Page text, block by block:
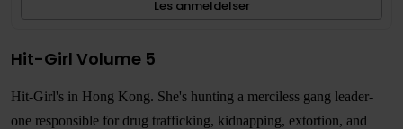
Les anmeldelser
Hit-Girl Volume 5
Hit-Girl's in Hong Kong. She's hunting a merciless gang leader-
one responsible for drug trafficking, kidnapping, extortion, and